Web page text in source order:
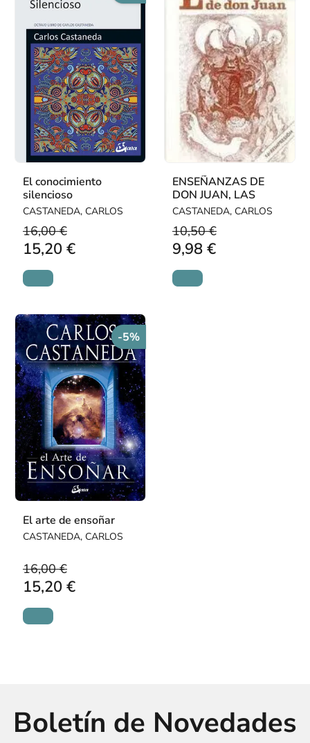
El conocimiento
silencioso
CASTANEDA, CARLOS
16,00 €
15,20 €
ENSEÑANZAS DE
DON JUAN, LAS
CASTANEDA, CARLOS
10,50 €
9,98 €
-5%
El arte de ensoñar
CASTANEDA, CARLOS
16,00 €
15,20 €
Boletín de Novedades